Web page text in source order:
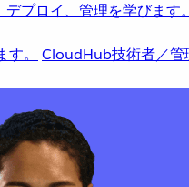
プロイ、管理を学びます。
。 CloudHub技術者／